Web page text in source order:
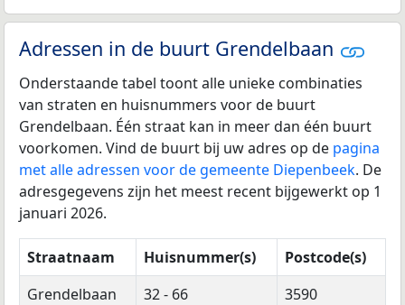
Adressen in de buurt Grendelbaan
Onderstaande tabel toont alle unieke combinaties
van straten en huisnummers voor de buurt
Grendelbaan. Één straat kan in meer dan één buurt
voorkomen. Vind de buurt bij uw adres op de pagina
met alle adressen voor de gemeente Diepenbeek. De
adresgegevens zijn het meest recent bijgewerkt op 1
januari 2026.
Straatnaam Huisnummer(s)
Postcode(s)
Grendelbaan
32 - 66 3590